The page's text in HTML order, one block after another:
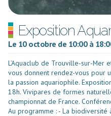
Exposition
Le 10 octobre de 10:00 à
L’Aquaclub de Trouville-sur-Mer
vous donnent rendez-vous pour
la passion aquariophile.
18h. Vivipares de formes
championnat de France.
Au programme : - La biodiversité